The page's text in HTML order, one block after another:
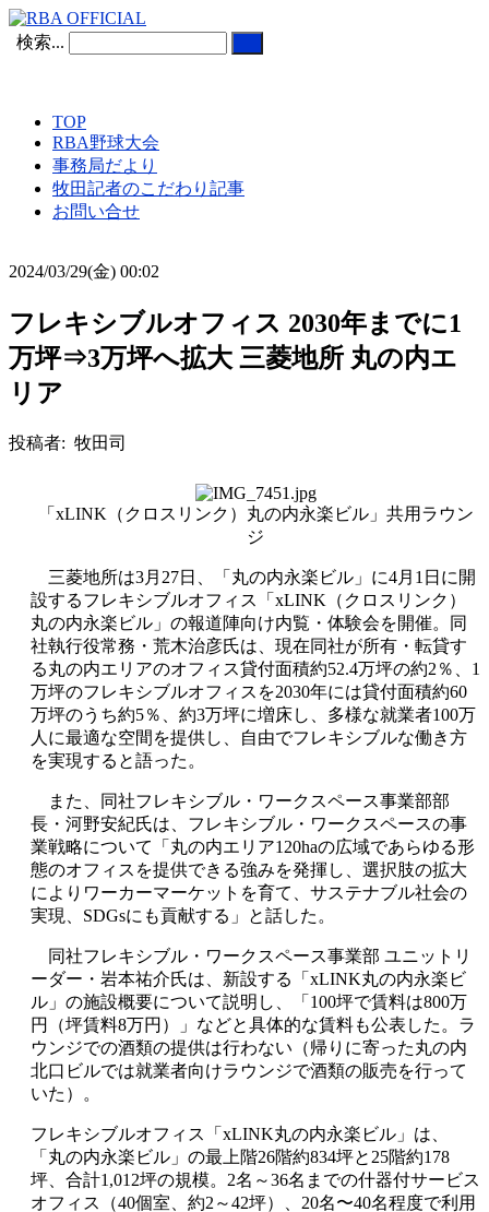
検索...
TOP
RBA野球大会
事務局だより
牧田記者のこだわり記事
お問い合せ
2024/03/29(金) 00:02
フレキシブルオフィス 2030年までに1
万坪⇒3万坪へ拡大 三菱地所 丸の内エ
リア
投稿者: 牧田司
「 xLINK （クロスリンク）丸の内永楽ビル」共用ラウン
ジ
三菱地所は3月 27日、「丸の内永楽ビル」に4月 1 日に開
設するフレキシブルオフィス「 xLINK （クロスリンク）
丸の内永楽ビル」の報道陣向け内覧・体験会を開催。同
社執行役常務・荒木治彦氏は、現在同社が所有・転貸す
る丸の内エリアのオフィス貸付面積約52.4万坪の約2 ％、 1
万坪のフレキシブルオフィスを2030年には貸付面積約60
万坪のうち約5％、約3万坪に増床し、多様な就業者100万
人に最適な空間を提供し、自由でフレキシブルな働き方
を実現すると語った。
また、同社フレキシブル・ワークスペース事業部部
長・河野安紀氏は、フレキシブル・ワークスペースの事
業戦略について「丸の内エリア120haの広域であらゆる形
態のオフィスを提供できる強みを発揮し、選択肢の拡大
によりワーカーマーケットを育て、サステナブル社会の
実現、 SDGsにも貢献する」と話した。
同社フレキシブル・ワークスペース事業部 ユニットリ
ーダー・岩本祐介氏は、新設する「 xLINK丸の内永楽ビ
ル」の施設概要について説明し、「 100坪で賃料は800万
円（坪賃料8万円）」などと具体的な賃料も公表した。ラ
ウンジでの酒類の提供は行わない（帰りに寄った丸の内
北口ビルでは就業者向けラウンジで酒類の販売を行って
いた）。
フレキシブルオフィス「 xLINK丸の内永楽ビル」は、
「丸の内永楽ビル」の最上階26階約834坪と 25階約178
坪、合計1,012坪の規模。 2名～36名までの什器付サービス
オフィス（40個室、約2 ～42坪）、 20名〜40名程度で利用